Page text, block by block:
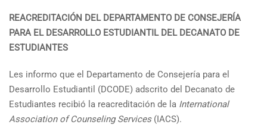
REACREDITACIÓN DEL DEPARTAMENTO DE CONSEJERÍA
PARA EL DESARROLLO ESTUDIANTIL DEL DECANATO DE
ESTUDIANTES
Les informo que el Departamento de Consejería para el
Desarrollo Estudiantil (DCODE) adscrito del Decanato de
Estudiantes recibió la reacreditación de la International
Association of Counseling Services(IACS).